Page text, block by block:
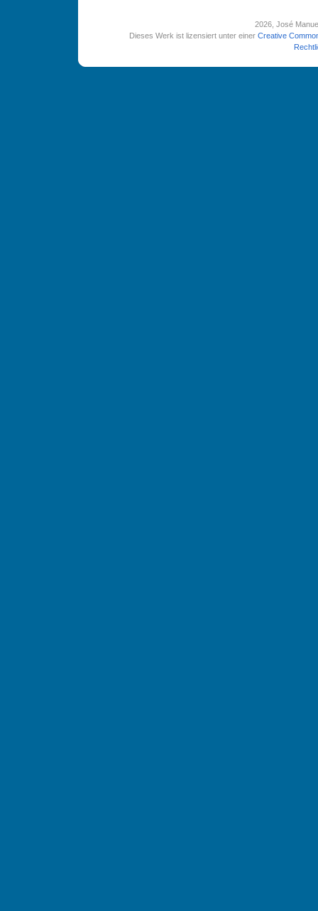
2026 , José
Dieses Werk ist lizensiert unter einer Creative